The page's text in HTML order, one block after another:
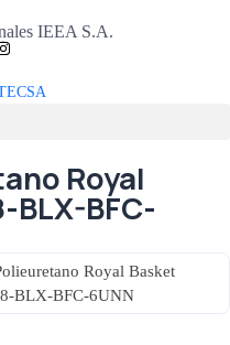
IEEA S.A.
Royal
BLX-BFC-
Royal Basket
BLX-BFC-6UNN